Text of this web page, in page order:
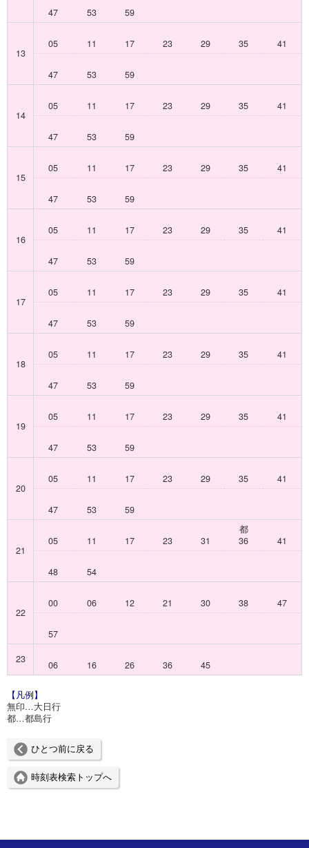
47 53 59
13
05 11 17 23 29 35 41
47 53 59
14
05 11 17 23 29 35 41
47 53 59
15
05 11 17 23 29 35 41
47 53 59
16
05 11 17 23 29 35 41
47 53 59
17
05 11 17 23 29 35 41
47 53 59
18
05 11 17 23 29 35 41
47 53 59
19
05 11 17 23 29 35 41
47 53 59
20
05 11 17 23 29 35 41
47 53 59
21
05 11 17 23 31
都
36
41
48 54
22
00 06 12 21 30 38 47
57
23
06 16 26 36 45
【凡例】
無印…大日行
都…都島行
ひとつ前に戻る
時刻表検索トップへ